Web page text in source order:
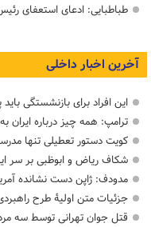
طباطبایی: ادعای استعفای
آخرین اخبار داخلی
این افراد برای بازنشستگی
ترامپ: همه چیز درباره
کویت دستور تعطیلی تنها
شکاف ریاض و ابوظبی بر سر
مدودف: ژاپن دست نشانده
جزئیات متن اولیۀ طرح
قتل جوان تهرانی توسط سه